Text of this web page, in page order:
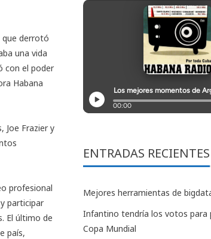
que derrotó
una vida
con el poder
Habana
Joe Frazier y
profesional
participar
El último de
país,
ENTRADAS RECIENTES
Mejores herramientas de
Infantino tendría los votos para
Copa Mundial